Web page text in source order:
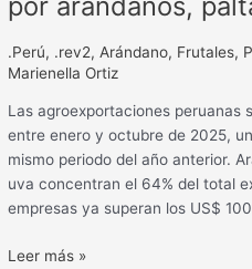
.Perú, .rev2, Arándano, Frutales,
Marienella Ortiz
Las agroexportaciones peruanas
entre enero y octubre de 2025,
mismo periodo del año anterior.
uva concentran el 64% del total
empresas ya superan los US$
Leer más »